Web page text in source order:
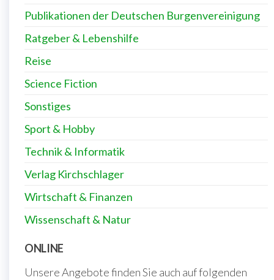
Publikationen der Deutschen Burgenvereinigung
Ratgeber & Lebenshilfe
Reise
Science Fiction
Sonstiges
Sport & Hobby
Technik & Informatik
Verlag Kirchschlager
Wirtschaft & Finanzen
Wissenschaft & Natur
ONLINE
Unsere Angebote finden Sie auch auf folgenden